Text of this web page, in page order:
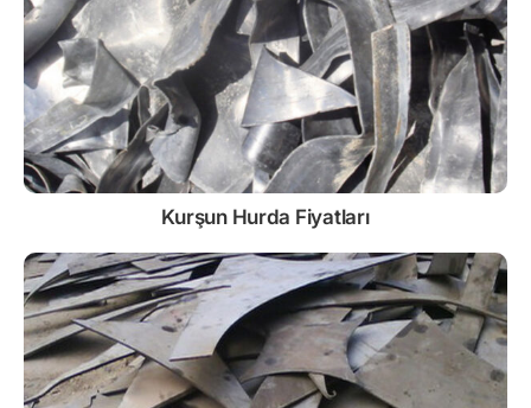
Kurşun Hurda Fiyatları